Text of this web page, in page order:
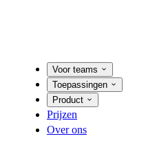
Voor teams
Toepassingen
Product
Prijzen
Over ons